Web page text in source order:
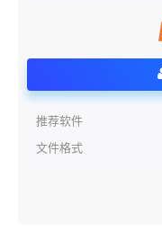
推荐软件
文件格式